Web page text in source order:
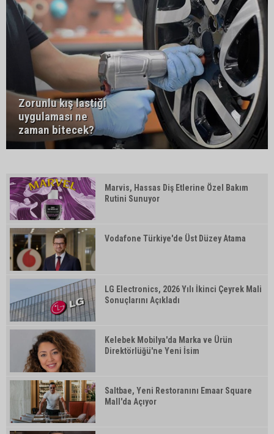
Zorunlu kış lastiği
uygulaması ne
zaman bitecek?
Marvis, Hassas Diş Etlerine Özel Bakım
Rutini Sunuyor
Vodafone Türkiye'de Üst Düzey Atama
LG Electronics, 2026 Yılı İkinci Çeyrek Mali
Sonuçlarını Açıkladı
Kelebek Mobilya'da Marka ve Ürün
Direktörlüğü'ne Yeni İsim
Saltbae, Yeni Restoranını Emaar Square
Mall'da Açıyor